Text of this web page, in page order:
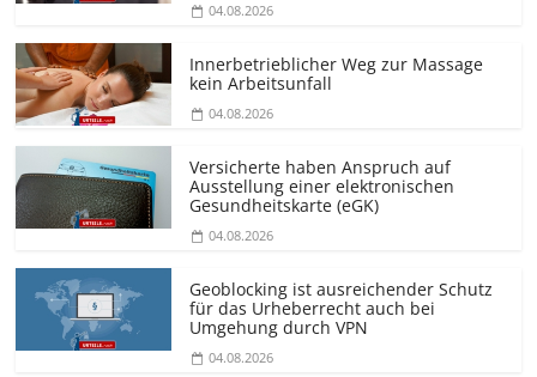
04.08.2026
Innerbetrieblicher Weg zur Massage
kein Arbeitsunfall
04.08.2026
Versicherte haben Anspruch auf
Ausstellung einer elektronischen
Gesundheitskarte (eGK)
04.08.2026
Geoblocking ist ausreichender Schutz
für das Urheberrecht auch bei
Umgehung durch VPN
04.08.2026